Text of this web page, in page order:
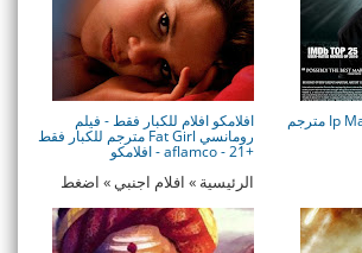
افلامكو افلام للكبار فقط - فيلم
رومانسي Fat Girl مترجم للكبار فقط
+21 - aflamco - افلامكو
الرئيسية » افلام اجنبي » اضغط
وسجل بياناتك للزواج من س ...